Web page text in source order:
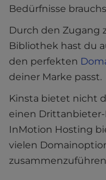
Bedürfnisse
Durch den Zugang
Bibliothek hast du
den perfekten
deiner Marke passt.
Kinsta bietet nicht
einen Drittanbieter-
InMotion Hosting
vielen